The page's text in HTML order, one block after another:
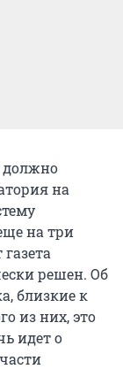
должно
на
на три
решен. Об
близкие к
из них, это
идет о